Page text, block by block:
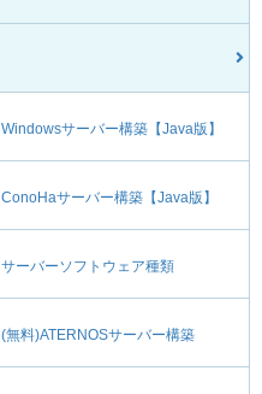
Windowsサーバー構築【Java版】
ConoHaサーバー構築【Java版】
サーバーソフトウェア種類
(無料)ATERNOSサーバー構築